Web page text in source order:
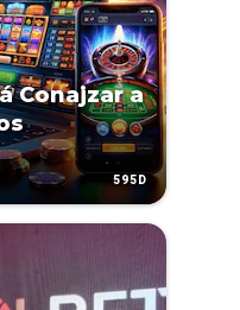
Conajzar a
595D